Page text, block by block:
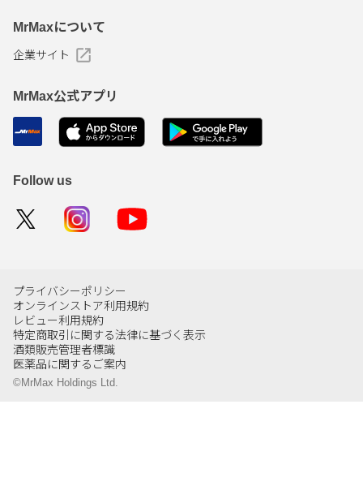
MrMaxについて
企業サイト
MrMax公式アプリ
Follow us
プライバシーポリシー
オンラインストア利用規約
レビュー利用規約
特定商取引に関する法律に基づく表示
酒類販売管理者標識
医薬品に関するご案内
©MrMax Holdings Ltd.